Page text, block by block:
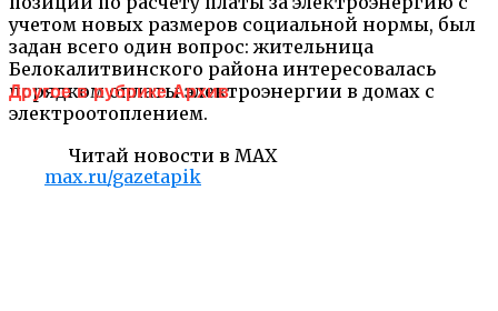
учетом новых размеров социальной нормы, был
задан всего один вопрос: жительница
Белокалитвинского района интересовалась
порядком оплаты электроэнергии в домах с
электроотоплением.
Читай новости в MAX
max.ru/gazetapik
Другое в рубрике Архив